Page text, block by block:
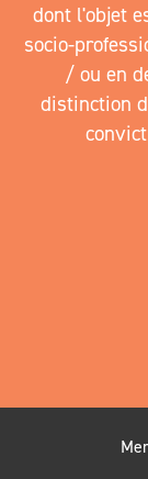
dont l'objet
socio-
/ ou en
distinction